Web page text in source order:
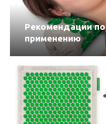
Рекомендации по
применению